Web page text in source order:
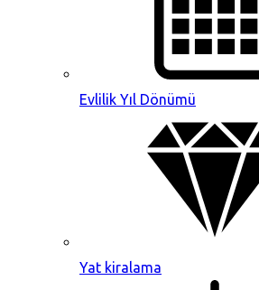
Evlilik Yıl Dönümü
Yat kiralama